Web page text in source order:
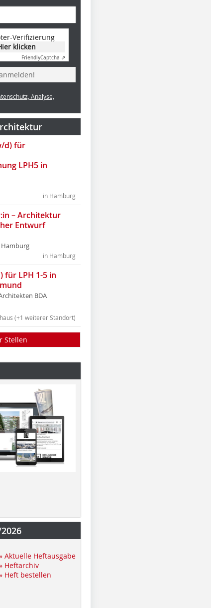
Verifizierung
klicken
FriendlyCaptcha ⇗
Analyse,
d) für
LPH5 in
in Hamburg
– Architektur
Entwurf
in Hamburg
LPH 1-5 in
BDA
(+1 weiterer Standort)
Stellen
Aktuelle Heftausgabe
Heftarchiv
Heft bestellen